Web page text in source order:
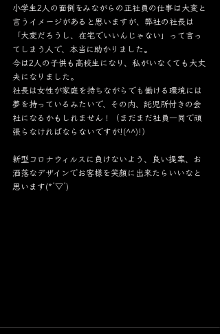
小学生2人の面倒をみながらの正社員の仕事は大変と
言うイメージがあると思いますが、弊社の社長は
「大変だろうし、在宅でいいんじゃない」って言っ
てしまう人で、本当に助かりました。
今は2人の子供も高校生になり、私がいなくても大丈
夫になりました。
社長は女性が家庭を持ちながらでも働ける環境には
夢を持っているみたいで、その内、託児所付きの会
社になるかもしれません！（まだまだ社員一同で頑
張らなければならないですが!(^^)!）
新型コロナウィルスに負けないよう、良い提案、お
洒落なデザインでお客様を笑顔に出来たらいいなと
思います(*’▽’)